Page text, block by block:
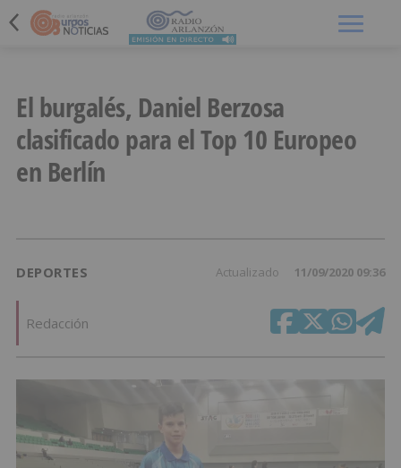
El burgalés, Daniel Berzosa
clasificado para el Top 10 Europeo
en Berlín
DEPORTES Actualizado 11/09/2020 09:36
Redacción